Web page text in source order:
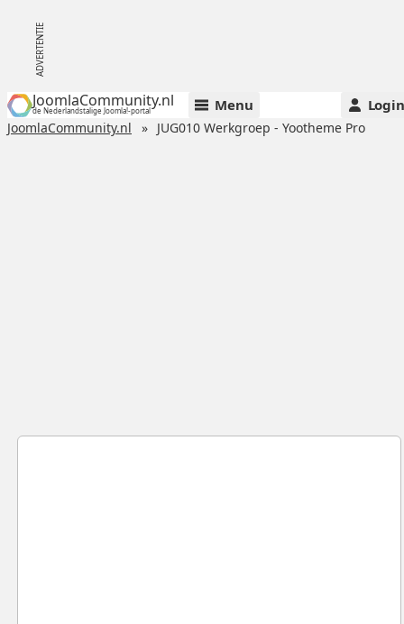
JoomlaCommunity.nl
de Nederlandstalige Joomla!-portal Menu Login
JoomlaCommunity.nl JUG010 Werkgroep - Yootheme Pro